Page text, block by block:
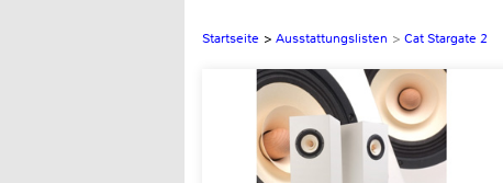
Startseite > Ausstattungslisten > Cat Stargate 2